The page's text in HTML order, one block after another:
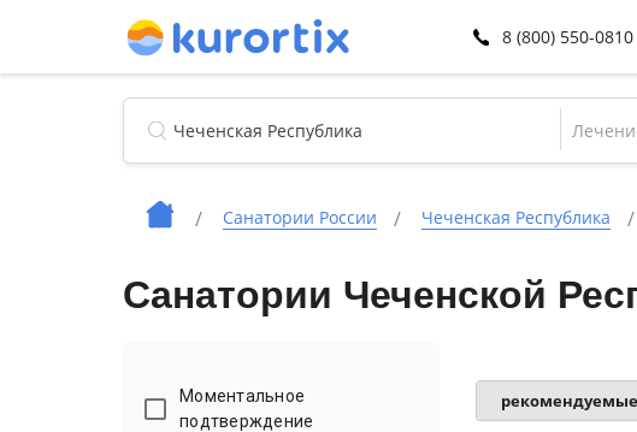
8 (800) 550-0810
Санатории России Чеченская Республика
Санатории Чеченской
Моментальное
подтверждение
рекомендуемые